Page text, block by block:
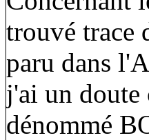
trouvé trace
paru dans
j'ai un doute
dénommé